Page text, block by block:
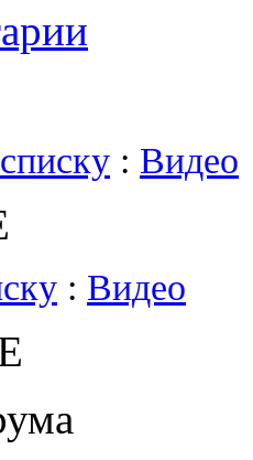
: Видео
: Видео